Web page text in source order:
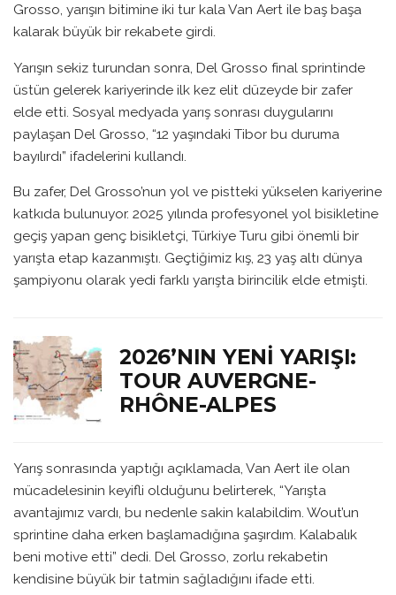
Grosso, yarışın bitimine iki tur kala Van Aert ile baş başa
kalarak büyük bir rekabete girdi.
Yarışın sekiz turundan sonra, Del Grosso final sprintinde
üstün gelerek kariyerinde ilk kez elit düzeyde bir zafer
elde etti. Sosyal medyada yarış sonrası duygularını
paylaşan Del Grosso, “12 yaşındaki Tibor bu duruma
bayılırdı” ifadelerini kullandı.
Bu zafer, Del Grosso’nun yol ve pistteki yükselen kariyerine
katkıda bulunuyor. 2025 yılında profesyonel yol bisikletine
geçiş yapan genç bisikletçi, Türkiye Turu gibi önemli bir
yarışta etap kazanmıştı. Geçtiğimiz kış, 23 yaş altı dünya
şampiyonu olarak yedi farklı yarışta birincilik elde etmişti.
2026’NIN YENI YARIŞI:
TOUR AUVERGNE-
RHÔNE-ALPES
Yarış sonrasında yaptığı açıklamada, Van Aert ile olan
mücadelesinin keyifli olduğunu belirterek, “Yarışta
avantajımız vardı, bu nedenle sakin kalabildim. Wout’un
sprintine daha erken başlamadığına şaşırdım. Kalabalık
beni motive etti” dedi. Del Grosso, zorlu rekabetin
kendisine büyük bir tatmin sağladığını ifade etti.